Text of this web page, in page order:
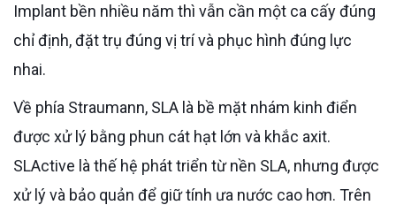
Implant bền nhiều năm thì vẫn cần một ca cấy đúng
chỉ định, đặt trụ đúng vị trí và phục hình đúng lực
nhai.
Về phía Straumann, SLA là bề mặt nhám kinh điển
được xử lý bằng phun cát hạt lớn và khắc axit.
SLActive là thế hệ phát triển từ nền SLA, nhưng được
xử lý và bảo quản để giữ tính ưa nước cao hơn. Trên